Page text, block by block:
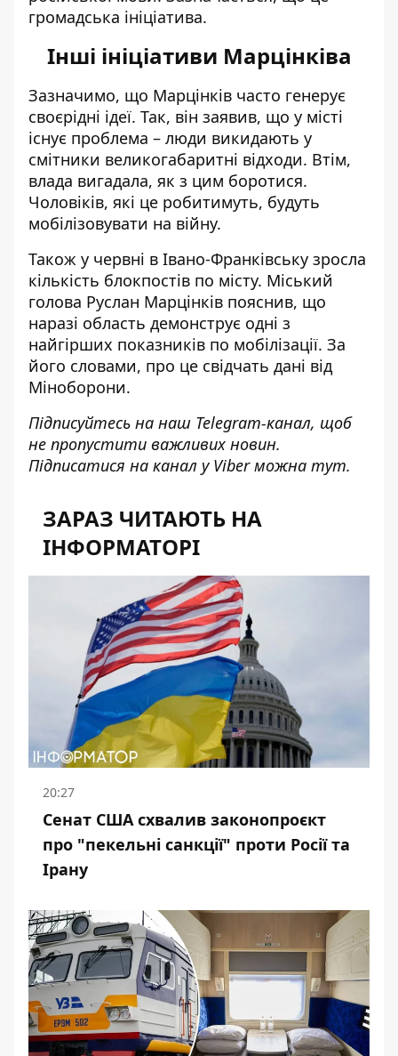
громадська ініціатива.
Інші ініціативи Марцінківа
Зазначимо, що Марцінків часто генерує
своєрідні ідеї. Так, він заявив, що у місті
існує проблема – люди викидають у
смітники великогабаритні відходи. Втім,
влада вигадала, як з цим боротися.
Чоловіків, які це робитимуть, будуть
мобілізовувати на війну.
Також у червні в Івано-Франківську зросла
кількість блокпостів по місту. Міський
голова Руслан Марцінків пояснив, що
наразі область демонструє одні з
найгірших показників по мобілізації. За
його словами, про це свідчать дані від
Міноборони.
Підписуйтесь на наш Telegram-канал, щоб
не пропустити важливих новин.
Підписатися на канал у Viber можна тут.
ЗАРАЗ ЧИТАЮТЬ НА
ІНФОРМАТОРІ
20:27
Сенат США схвалив законопроєкт
про "пекельні санкції" проти Росії та
Ірану